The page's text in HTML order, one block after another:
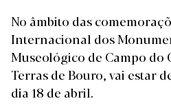
No âmbito das
Internacional dos
Museológico de Campo do
Terras de Bouro, vai estar
dia 18 de abril.